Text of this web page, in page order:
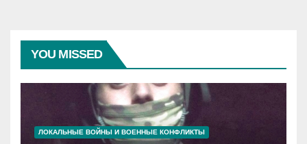
YOU MISSED
ЛОКАЛЬНЫЕ ВОЙНЫ И ВОЕННЫЕ КОНФЛИКТЫ